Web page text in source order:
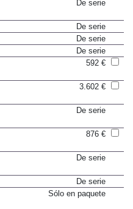
De serie
De serie
De serie
De serie